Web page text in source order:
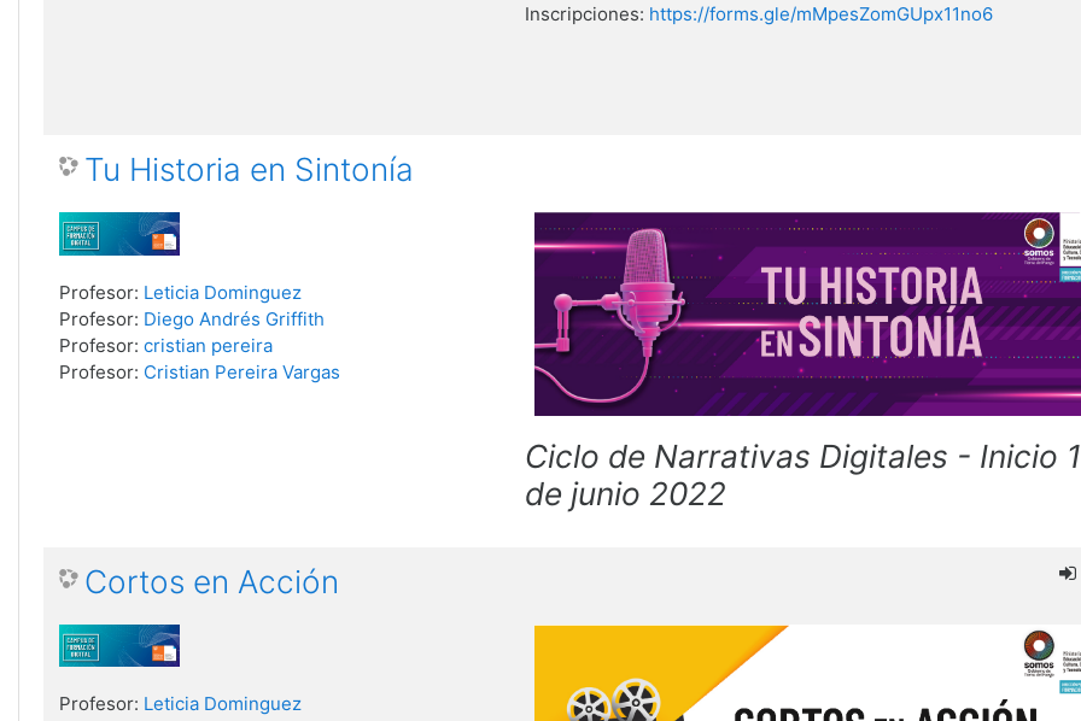
Inscripciones: https://forms.gle/mMpesZomGUpx11no6
Tu Historia en Sintonía
Ciclo de Narrativas Digitales - Inicio
de junio 2022
Profesor: Leticia Dominguez
Profesor: Diego Andrés Griffith
Profesor: cristian pereira
Profesor: Cristian Pereira Vargas
Cortos en Acción
Profesor: Leticia Dominguez